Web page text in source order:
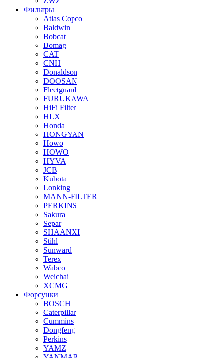
Фильтры
Atlas Copco
Baldwin
Bobcat
Bomag
CAT
CNH
Donaldson
DOOSAN
Fleetguard
FURUKAWA
HiFi Filter
HLX
Honda
HONGYAN
Howo
HOWO
HYVA
JCB
Kubota
Lonking
MANN-FILTER
PERKINS
Sakura
Separ
SHAANXI
Stihl
Sunward
Terex
Wabco
Weichai
XCMG
Форсунки
BOSCH
Caterpillar
Cummins
Dongfeng
Perkins
YAMZ